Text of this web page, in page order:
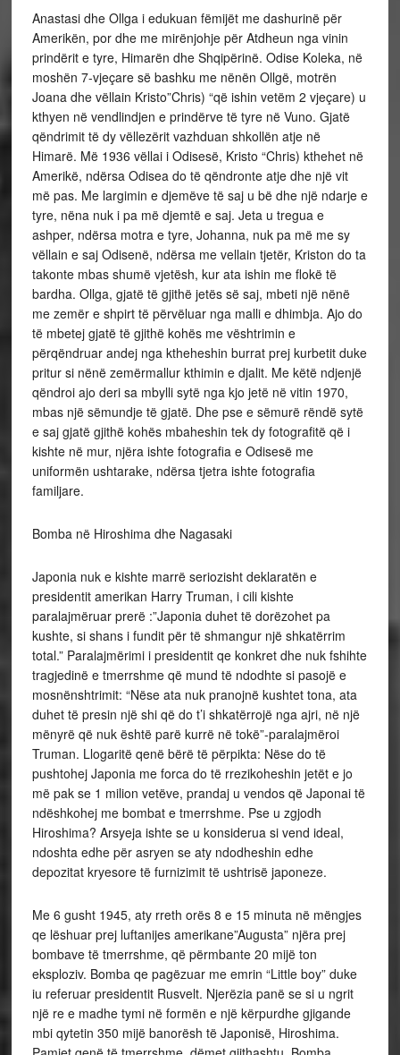
Anastasi dhe Ollga i edukuan fëmijët me dashurinë për
Amerikën, por dhe me mirënjohje për Atdheun nga vinin
prindërit e tyre, Himarën dhe Shqipërinë. Odise Koleka, në
moshën 7-vjeçare së bashku me nënën Ollgë, motrën
Joana dhe vëllain Kristo”Chris) “që ishin vetëm 2 vjeçare) u
kthyen në vendlindjen e prindërve të tyre në Vuno. Gjatë
qëndrimit të dy vëllezërit vazhduan shkollën atje në
Himarë. Më 1936 vëllai i Odisesë, Kristo “Chris) kthehet në
Amerikë, ndërsa Odisea do të qëndronte atje dhe një vit
më pas. Me largimin e djemëve të saj u bë dhe një ndarje e
tyre, nëna nuk i pa më djemtë e saj. Jeta u tregua e
ashper, ndërsa motra e tyre, Johanna, nuk pa më me sy
vëllain e saj Odisenë, ndërsa me vellain tjetër, Kriston do ta
takonte mbas shumë vjetësh, kur ata ishin me flokë të
bardha. Ollga, gjatë të gjithë jetës së saj, mbeti një nënë
me zemër e shpirt të përvëluar nga malli e dhimbja. Ajo do
të mbetej gjatë të gjithë kohës me vështrimin e
përqëndruar andej nga ktheheshin burrat prej kurbetit duke
pritur si nënë zemërmallur kthimin e djalit. Me këtë ndjenjë
qëndroi ajo deri sa mbylli sytë nga kjo jetë në vitin 1970,
mbas një sëmundje të gjatë. Dhe pse e sëmurë rëndë sytë
e saj gjatë gjithë kohës mbaheshin tek dy fotografitë që i
kishte në mur, njëra ishte fotografia e Odisesë me
uniformën ushtarake, ndërsa tjetra ishte fotografia
familjare.
Bomba në Hiroshima dhe Nagasaki
Japonia nuk e kishte marrë seriozisht deklaratën e
presidentit amerikan Harry Truman, i cili kishte
paralajmëruar prerë :”Japonia duhet të dorëzohet pa
kushte, si shans i fundit për të shmangur një shkatërrim
total.” Paralajmërimi i presidentit qe konkret dhe nuk fshihte
tragjedinë e tmerrshme që mund të ndodhte si pasojë e
mosnënshtrimit: “Nëse ata nuk pranojnë kushtet tona, ata
duhet të presin një shi që do t’i shkatërrojë nga ajri, në një
mënyrë që nuk është parë kurrë në tokë”-paralajmëroi
Truman. Llogaritë qenë bërë të përpikta: Nëse do të
pushtohej Japonia me forca do të rrezikoheshin jetët e jo
më pak se 1 milion vetëve, prandaj u vendos që Japonai të
ndëshkohej me bombat e tmerrshme. Pse u zgjodh
Hiroshima? Arsyeja ishte se u konsiderua si vend ideal,
ndoshta edhe për asryen se aty ndodheshin edhe
depozitat kryesore të furnizimit të ushtrisë japoneze.
Me 6 gusht 1945, aty rreth orës 8 e 15 minuta në mëngjes
qe lëshuar prej luftanijes amerikane”Augusta” njëra prej
bombave të tmerrshme, që përmbante 20 mijë ton
eksploziv. Bomba qe pagëzuar me emrin “Little boy” duke
iu referuar presidentit Rusvelt. Njerëzia panë se si u ngrit
një re e madhe tymi në formën e një kërpurdhe gjigande
mbi qytetin 350 mijë banorësh të Japonisë, Hiroshima.